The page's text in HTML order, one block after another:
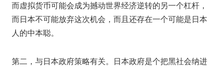
而虚拟货币可能会成为撼动世界经济逆转的另一个杠杆，
而日本不可能放弃这次机会，而且还存在一个可能是日本
人的中本聪。
第二，与日本政府策略有关。日本政府是个把黑社会纳进